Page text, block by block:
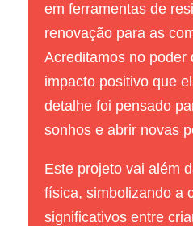
em ferramentas de
renovação para as
Acreditamos no poder
impacto positivo que
detalhe foi pensado
sonhos e abrir novas
Este projeto vai além
física, simbolizando a
significativos entre